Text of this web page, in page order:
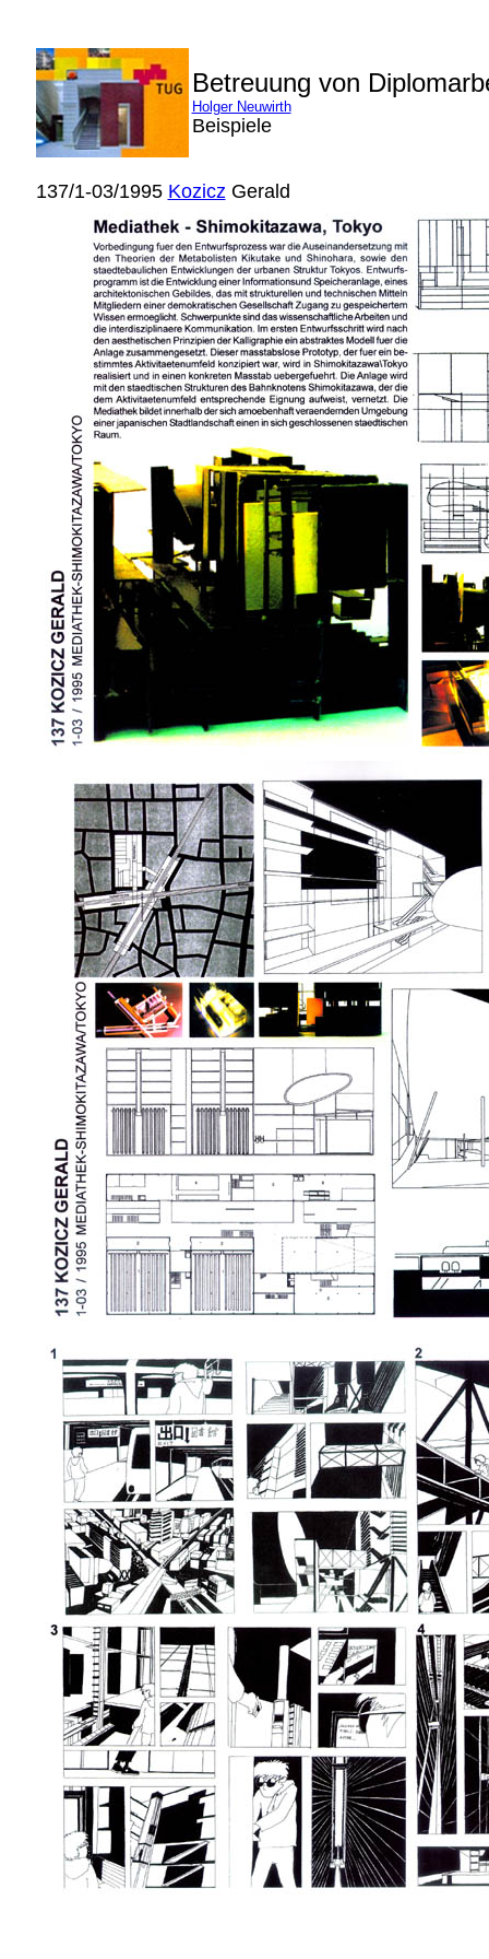
Betreuung von
Holger Neuwirth
Beispiele
137/1-03/1995 KoziczGerald